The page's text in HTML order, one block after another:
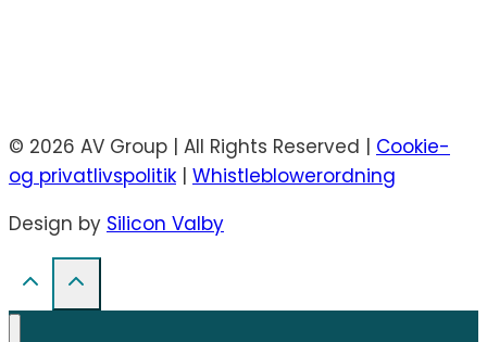
© 2026 AV Group | All Rights Reserved | Cookie-
og privatlivspolitik | Whistleblowerordning
Design by Silicon Valby